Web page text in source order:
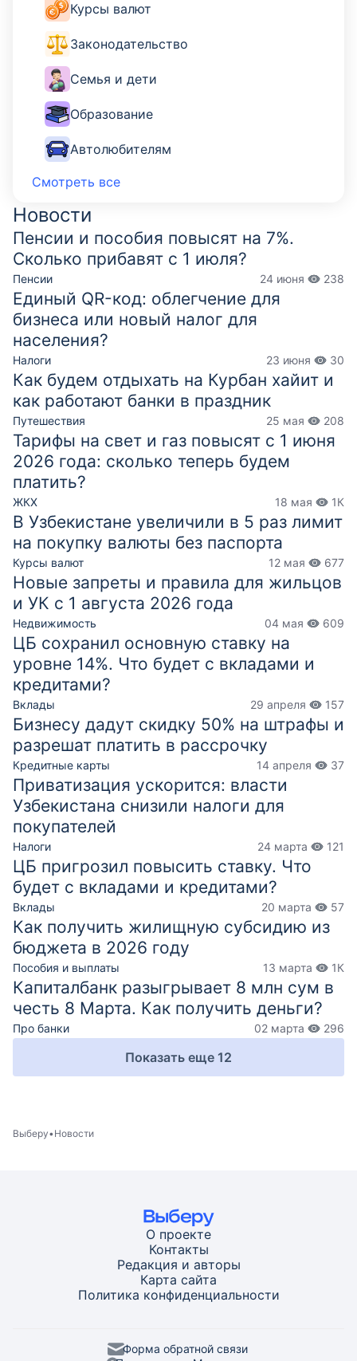
Курсы валют
Законодательство
Семья и дети
Образование
Автолюбителям
Финансы. Искусство. Технологии
Вклады
Ипотека
Дебетовые карты
Кредитные карты
Смотреть все
Новости
Пенсии и пособия повысят на 7%.
Сколько прибавят с 1 июля?
Пенсии 24 июня 238
Единый QR-код: облегчение для
бизнеса или новый налог для
населения?
Налоги 23 июня 30
Как будем отдыхать на Курбан хайит и
как работают банки в праздник
Путешествия 25 мая 208
Тарифы на свет и газ повысят с 1 июня
2026 года: сколько теперь будем
платить?
ЖКХ 18 мая 1К
В Узбекистане увеличили в 5 раз лимит
на покупку валюты без паспорта
Курсы валют 12 мая 677
Новые запреты и правила для жильцов
и УК с 1 августа 2026 года
Недвижимость 04 мая 609
ЦБ сохранил основную ставку на
уровне 14%. Что будет с вкладами и
кредитами?
Вклады 29 апреля 157
Бизнесу дадут скидку 50% на штрафы и
разрешат платить в рассрочку
Кредитные карты 14 апреля 37
Приватизация ускорится: власти
Узбекистана снизили налоги для
покупателей
Налоги 24 марта 121
ЦБ пригрозил повысить ставку. Что
будет с вкладами и кредитами?
Вклады 20 марта 57
Как получить жилищную субсидию из
бюджета в 2026 году
Пособия и выплаты 13 марта 1К
Капиталбанк разыгрывает 8 млн сум в
честь 8 Марта. Как получить деньги?
Про банки 02 марта 296
Показать еще 12
Выберу Новости
О проекте
Контакты
Редакция и авторы
Карта сайта
Политика конфиденциальности
Форма обратной связи